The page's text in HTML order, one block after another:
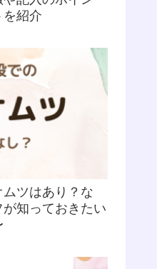
を紹介
ムツはあり？な
知っておきたい